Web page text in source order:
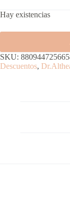
Hay existencias
SKU:
Descuentos,